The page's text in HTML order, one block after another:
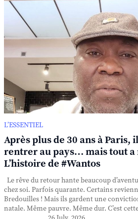
L’ESSENTIEL
Après plus de 30 ans à Paris,
rentrer au pays… mais tout a
L’histoire de #Wantos
Le rêve du retour hante beaucoup
chez soi. Parfois quarante. Certains
Bredouilles ! Mais ils gardent une
natale. Même pauvre. Même dur. C’est